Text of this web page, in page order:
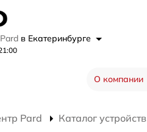
в Екатеринбурге
О компании
Pard Каталог устройств